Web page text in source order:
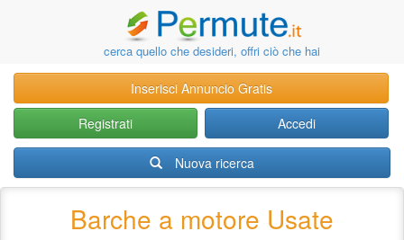
cerca quello che desideri, offri ciò che hai
Inserisci Annuncio Gratis
Registrati
Accedi
Nuova ricerca
Barche a motore Usate